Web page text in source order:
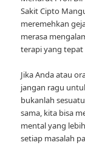
Sakit Cipto
meremehkan
merasa
terapi yang tepat
Jika Anda atau
jangan ragu
bukanlah
sama, kita bisa
mental yang
setiap masalah